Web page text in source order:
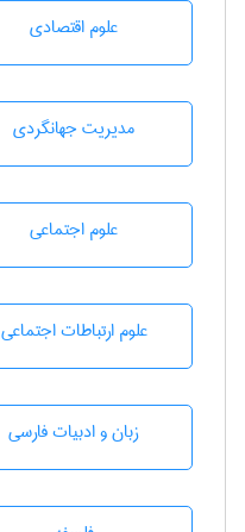
علوم اقتصادی
مديريت جهانگردی
علوم اجتماعی
علوم ارتباطات اجتماعی
زبان و ادبيات فارسی